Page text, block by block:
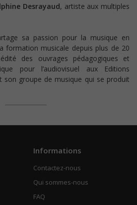
Desrayaud, artiste aux multiples
sa passion pour la musique en
formation musicale depuis plus de 20
des ouvrages pédagogiques et
pour l’audiovisuel aux Editions
son groupe de musique qui se produit
Informations
Contactez-nous
Qui sommes-nous
FAQ